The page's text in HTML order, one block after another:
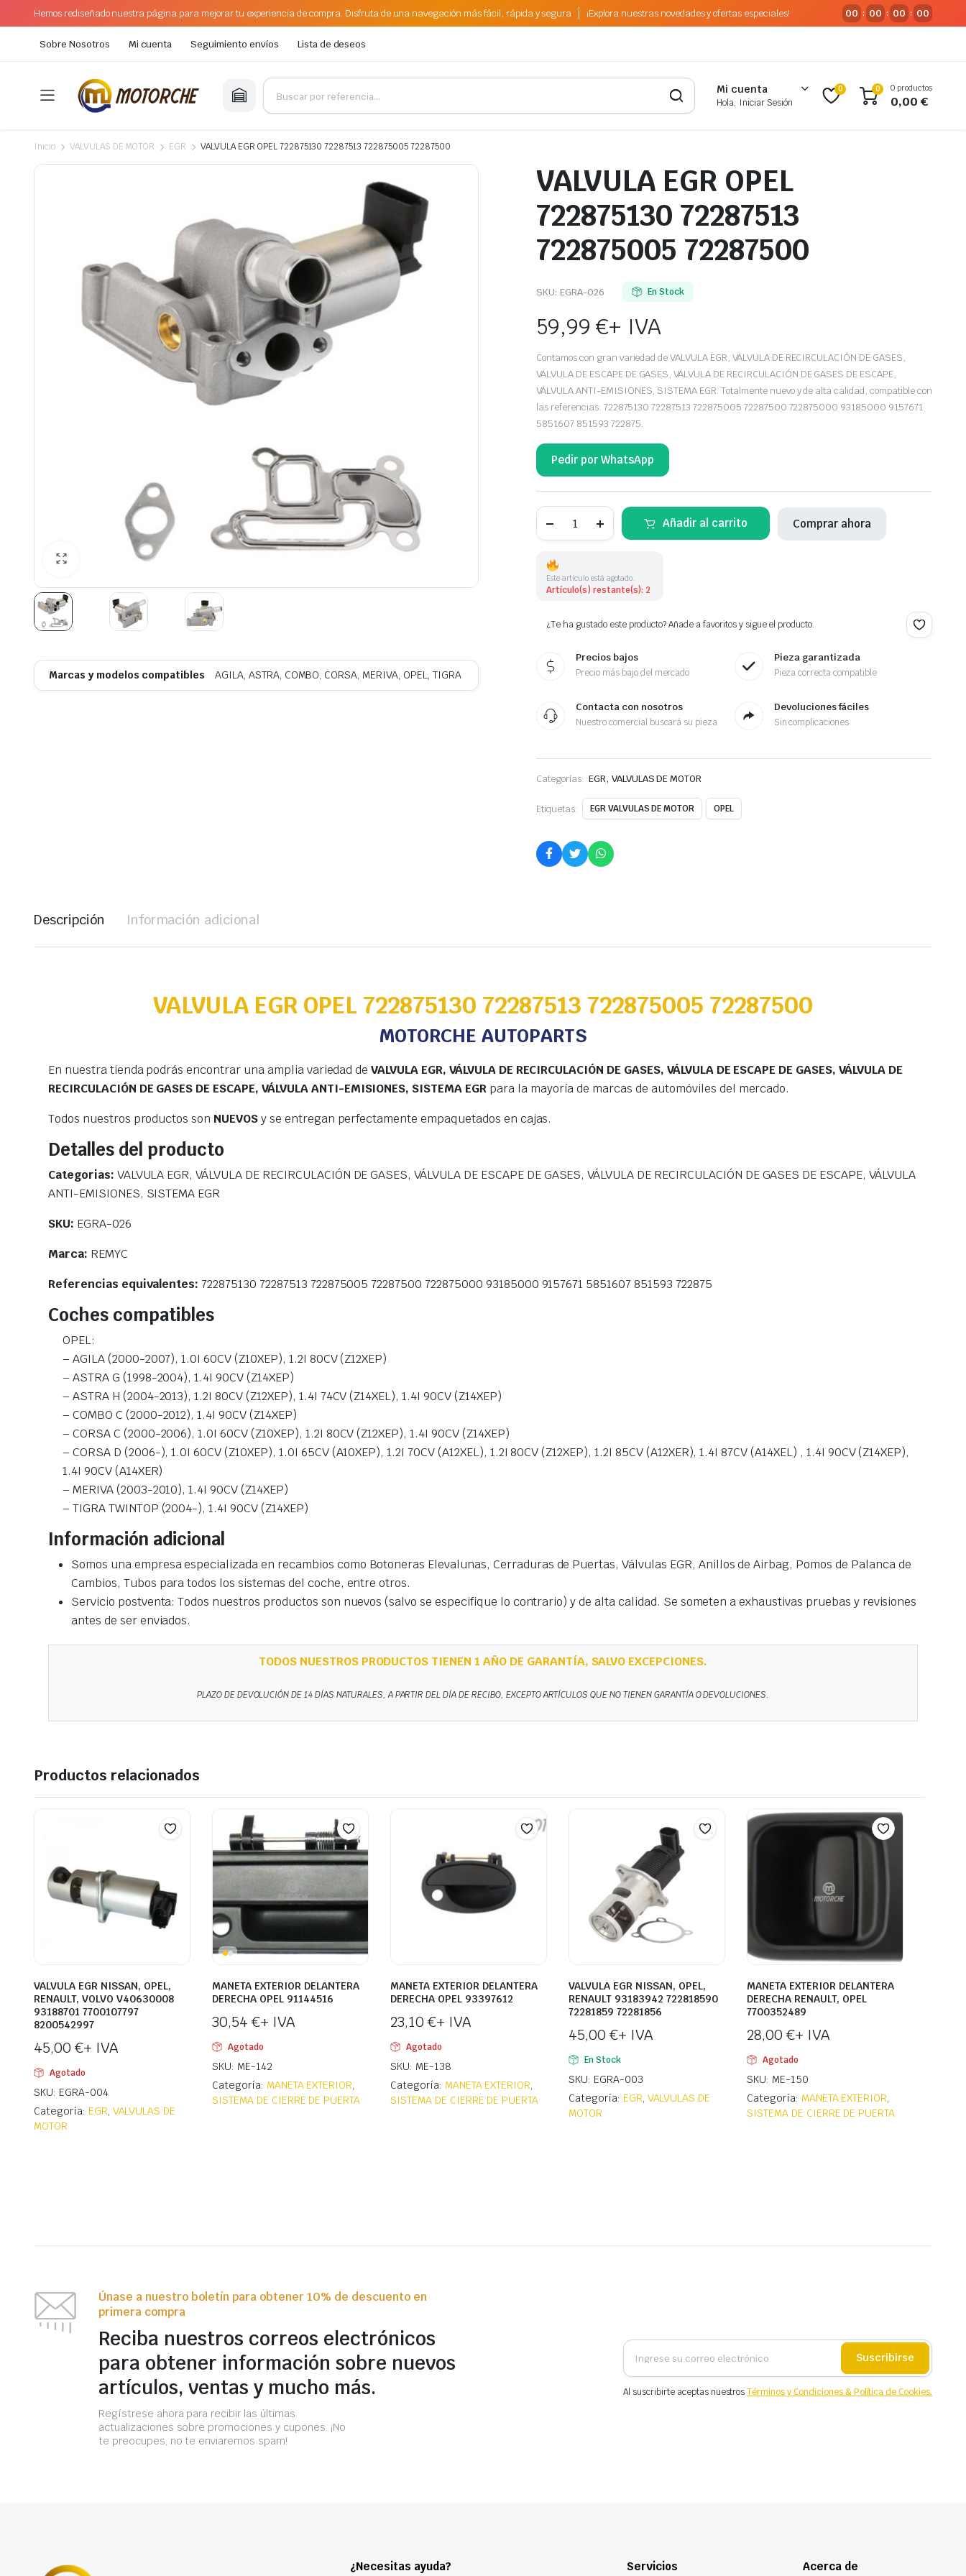
Hemos rediseñado nuestra página para mejorar tu experiencia de compra. Disfruta de una navegación más fácil, rápida y segura ¡Explora nuestras novedades y ofertas especiales! 00 : 00 : 00 : 00
Sobre Nosotros Mi cuenta Seguimiento envíos Lista de deseos
Mi cuenta
Hola, Iniciar Sesión
0 0 0 productos
0,00€
Inicio VALVULAS DE MOTOR EGR VALVULA EGR OPEL 722875130 72287513 722875005 72287500
Marcas y modelos compatibles AGILA, ASTRA, COMBO, CORSA, MERIVA, OPEL, TIGRA
VALVULA EGR OPEL
722875130 72287513
722875005 72287500
SKU: EGRA-026 En Stock
59,99€+ IVA
Contamos con gran variedad de VALVULA EGR, VÁLVULA DE RECIRCULACIÓN DE GASES,
VÁLVULA DE ESCAPE DE GASES, VÁLVULA DE RECIRCULACIÓN DE GASES DE ESCAPE,
VÁLVULA ANTI-EMISIONES, SISTEMA EGR. Totalmente nuevo y de alta calidad, compatible con
las referencias: 722875130 72287513 722875005 72287500 722875000 93185000 9157671
5851607 851593 722875.
Pedir por WhatsApp
EGR
722875005
72287500
cantidad
Añadir al carrito Comprar ahora
Este artículo está agotado.
Artículo(s) restante(s): 2
¿Te ha gustado este producto? Añade a favoritos y sigue el producto.
Precios bajos
Precio más bajo del mercado
Pieza garantizada
Pieza correcta compatible
Contacta con nosotros
Nuestro comercial buscará su pieza
Devoluciones fáciles
Sin complicaciones
Categorías: EGR, VALVULAS DE MOTOR
Etiquetas: EGR VALVULAS DE MOTOR OPEL
Descripción Información adicional
VALVULA EGR OPEL 722875130 72287513 722875005 72287500
MOTORCHE AUTOPARTS
En nuestra tienda podrás encontrar una amplia variedad deVALVULA EGR, VÁLVULA DE RECIRCULACIÓN DE GASES, VÁLVULA DE ESCAPE DE GASES, VÁLVULA DE
RECIRCULACIÓN DE GASES DE ESCAPE, VÁLVULA ANTI-EMISIONES, SISTEMA EGRpara la mayoría de marcas de automóviles del mercado.
Todos nuestros productos son NUEVOSy se entregan perfectamente empaquetados en cajas.
Detalles del producto
Categorias: VALVULA EGR, VÁLVULA DE RECIRCULACIÓN DE GASES, VÁLVULA DE ESCAPE DE GASES, VÁLVULA DE RECIRCULACIÓN DE GASES DE ESCAPE, VÁLVULA
ANTI-EMISIONES, SISTEMA EGR
SKU: EGRA-026
Marca: REMYC
Referencias equivalentes: 722875130 72287513 722875005 72287500 722875000 93185000 9157671 5851607 851593 722875
Coches compatibles
OPEL:
– AGILA (2000-2007), 1.0I 60CV (Z10XEP), 1.2I 80CV (Z12XEP)
– ASTRA G (1998-2004), 1.4I 90CV (Z14XEP)
– ASTRA H (2004-2013), 1.2I 80CV (Z12XEP), 1.4I 74CV (Z14XEL), 1.4I 90CV (Z14XEP)
– COMBO C (2000-2012), 1.4I 90CV (Z14XEP)
– CORSA C (2000-2006), 1.0I 60CV (Z10XEP), 1.2I 80CV (Z12XEP), 1.4I 90CV (Z14XEP)
– CORSA D (2006-), 1.0I 60CV (Z10XEP), 1.0I 65CV (A10XEP), 1.2I 70CV (A12XEL), 1.2I 80CV (Z12XEP), 1.2I 85CV (A12XER), 1.4I 87CV (A14XEL) , 1.4I 90CV (Z14XEP),
1.4I 90CV (A14XER)
– MERIVA (2003-2010), 1.4I 90CV (Z14XEP)
– TIGRA TWINTOP (2004-), 1.4I 90CV (Z14XEP)
Información adicional
Somos una empresa especializada en recambios como Botoneras Elevalunas, Cerraduras de Puertas, Válvulas EGR, Anillos de Airbag, Pomos de Palanca de
Cambios, Tubos para todos los sistemas del coche, entre otros.
Servicio postventa: Todos nuestros productos son nuevos (salvo se especifique lo contrario) y de alta calidad. Se someten a exhaustivas pruebas y revisiones
antes de ser enviados.
TODOS NUESTROS PRODUCTOS TIENEN 1 AÑO DE GARANTÍA, SALVO EXCEPCIONES.
PLAZO DE DEVOLUCIÓN DE 14 DÍAS NATURALES, A PARTIR DEL DÍA DE RECIBO, EXCEPTO ARTÍCULOS QUE NO TIENEN GARANTÍA O DEVOLUCIONES.
Productos relacionados
VALVULA EGR NISSAN, OPEL,
RENAULT, VOLVO V40630008
93188701 7700107797
8200542997
45,00 €+ IVA
Agotado
SKU: EGRA-004
Categoría: EGR, VALVULAS DE
MOTOR
MANETA EXTERIOR DELANTERA
DERECHA OPEL 91144516
30,54 €+ IVA
Agotado
SKU: ME-142
Categoría: MANETA EXTERIOR,
SISTEMA DE CIERRE DE PUERTA
MANETA EXTERIOR DELANTERA
DERECHA OPEL 93397612
23,10 €+ IVA
Agotado
SKU: ME-138
Categoría: MANETA EXTERIOR,
SISTEMA DE CIERRE DE PUERTA
VALVULA EGR NISSAN, OPEL,
RENAULT 93183942 722818590
72281859 72281856
45,00 €+ IVA
En Stock
SKU: EGRA-003
Categoría: EGR, VALVULAS DE
MOTOR
MANETA EXTERIOR DELANTERA
DERECHA RENAULT, OPEL
7700352489
28,00 €+ IVA
Agotado
SKU: ME-150
Categoría: MANETA EXTERIOR,
SISTEMA DE CIERRE DE PUERTA
Únase a nuestro boletín para obtener 10% de descuento en
primera compra
Reciba nuestros correos electrónicos
para obtener información sobre nuevos
artículos, ventas y mucho más.
Regístrese ahora para recibir las últimas
actualizaciones sobre promociones y cupones. ¡No
te preocupes, no te enviaremos spam!
Suscribirse
Al suscribirte aceptas nuestrosTérminos y Condiciones & Política de Cookies.
¿Necesitas ayuda? Servicios Acerca de